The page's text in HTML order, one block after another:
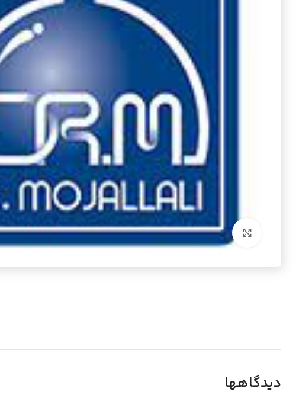
برای بزرگنمایی کلیک کنید
دیدگاهها